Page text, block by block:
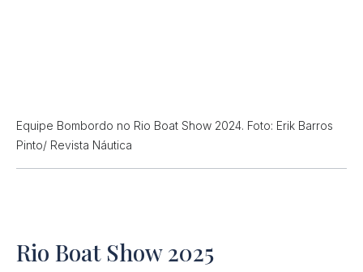
Equipe Bombordo no Rio Boat Show 2024. Foto: Erik Barros
Pinto/ Revista Náutica
Rio Boat Show 2025